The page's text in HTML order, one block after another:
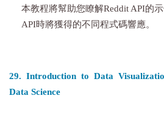
本教程將幫助您瞭解Reddit API的
API時將獲得的不同程式碼響應。
29. Introduction to Data
Data Science